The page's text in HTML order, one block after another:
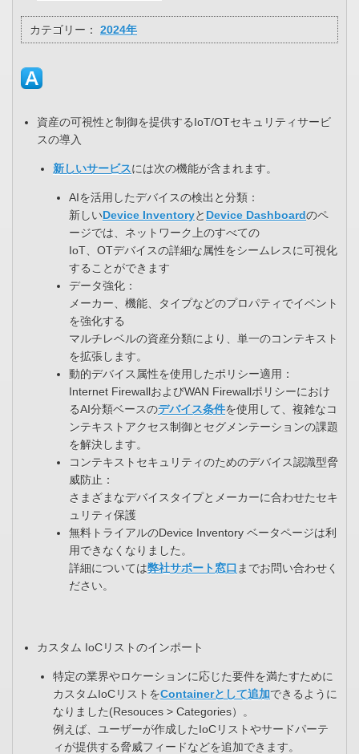
カテゴリー： 2024年
資産の可視性と制御を提供するIoT/OTセキュリティサービ
スの導入
新しいサービスには次の機能が含まれます。
AIを活用したデバイスの検出と分類：
新しいDevice Inventoryと Device Dashboardのペ
ージでは、ネットワーク上のすべての
IoT、OTデバイスの詳細な属性をシームレスに可視化
することができます
データ強化：
メーカー、機能、タイプなどのプロパティでイベント
を強化する
マルチレベルの資産分類により、単一のコンテキスト
を拡張します。
動的デバイス属性を使用したポリシー適用：
Internet FirewallおよびWAN Firewallポリシーにおけ
るAI分類ベースのデバイス条件を使用して、複雑なコ
ンテキストアクセス制御とセグメンテーションの課題
を解決します。
コンテキストセキュリティのためのデバイス認識型脅
威防止：
さまざまなデバイスタイプとメーカーに合わせたセキ
ュリティ保護
無料トライアルのDevice Inventory ベータページは利
用できなくなりました。
詳細については弊社サポート窓口 までお問い合わせく
ださい。
カスタム IoCリストのインポート
特定の業界やロケーションに応じた要件を満たすために
カスタムIoCリストをContainerとして追加できるように
なりました(Resouces > Categories）。
例えば、ユーザーが作成したIoCリストやサードパーテ
ィが提供する脅威フィードなどを追加できます。